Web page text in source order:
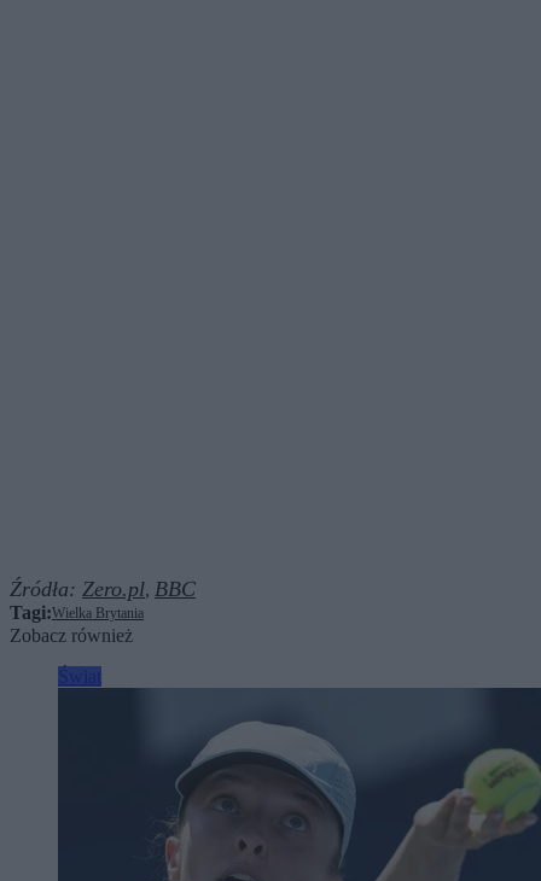
Źródła: Zero.pl, BBC
Tagi:Wielka Brytania
Zobacz również